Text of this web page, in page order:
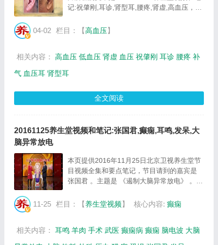
记:祝肇刚,耳诊,肾型耳,腰疼,肾虚,高血压，图
是49793Byte。...
04-02 栏目：【高血压】
相关内容： 高血压 低血压 肾虚 血压 祝肇刚 耳诊 腰疼 补
气 血压耳 肾型耳
全文阅读
20161125养生堂视频和笔记:张国君,癫痫,耳鸣,发呆,大
脑异常放电
本页提供2016年11月25日北京卫视养生堂节
目视频全集和要点笔记，节目请到的嘉宾是
张国君 。主题是 《遏制大脑异常放电》 。主
相关内容，百年养生网提供视频全集的在线观
11-25 栏目：【养生堂视频】 核心内容: 癫痫
相关内容： 耳鸣 羊肉 手术 武医 癫痫病 癫痫 脑电波 大脑